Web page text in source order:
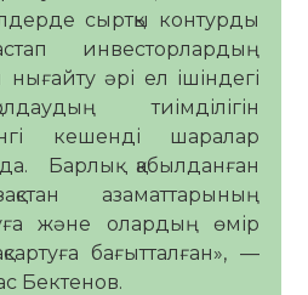
сыртқы контурды
инвесторлардың
нығайту әрі ел ішіндегі
тиімділігін
кешенді шаралар
Барлық қабылданған
азаматтарының
және олардың өмір
бағытталған», —
Бектенов.